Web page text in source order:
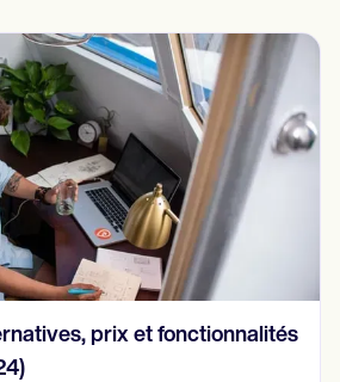
prix et fonctionnalités